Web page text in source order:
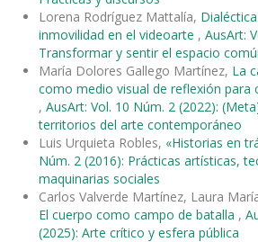
Lorena Rodríguez Mattalía,
inmovilidad en el videoarte , AusArt:
Transformar y sentir el espacio
María Dolores Gallego Martínez, La
como medio visual de reflexión para
, AusArt: Vol. 10 Núm. 2 (2022):
territorios del arte contemporáneo
Luis Urquieta Robles, «Historias en
Núm. 2 (2016): Prácticas artísticas,
maquinarias sociales
Carlos Valverde Martínez, Laura
El cuerpo como campo de batalla ,
(2025): Arte crítico y esfera pública